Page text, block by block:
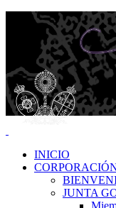
INICIO
JUNTA